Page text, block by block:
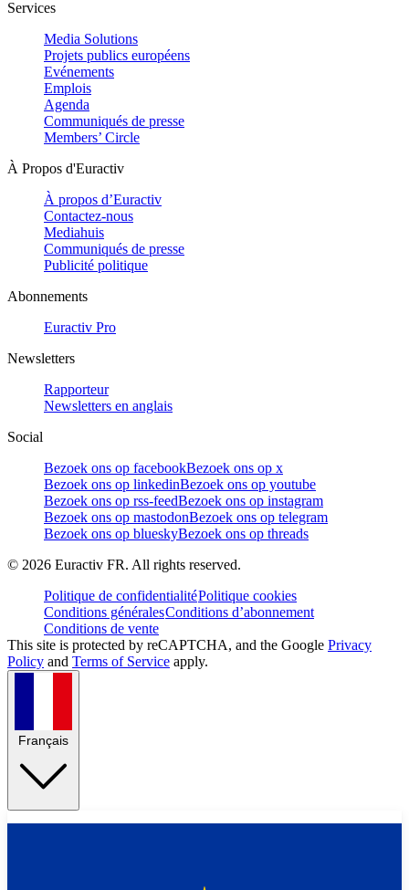
Services
Media Solutions
Projets publics européens
Evénements
Emplois
Agenda
Communiqués de presse
Members’ Circle
À Propos d'Euractiv
À propos d’Euractiv
Contactez-nous
Mediahuis
Communiqués de presse
Publicité politique
Abonnements
Euractiv Pro
Newsletters
Rapporteur
Newsletters en anglais
Social
Bezoek ons op facebookBezoek ons op x
Bezoek ons op linkedinBezoek ons op youtube
Bezoek ons op rss-feedBezoek ons op instagram
Bezoek ons op mastodonBezoek ons op telegram
Bezoek ons op blueskyBezoek ons op threads
© 2026 Euractiv FR. All rights reserved.
Politique de confidentialitéPolitique cookies
Conditions généralesConditions d’abonnement
Conditions de vente
This site is protected by reCAPTCHA, and the Google Privacy
Policy and Terms of Service apply.
Français